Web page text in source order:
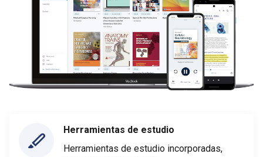
Herramientas de estudio
Herramientas de estudio incorporadas,